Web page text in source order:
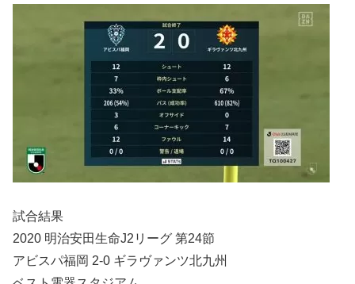
試合結果
2020 明治安田生命J2リーグ 第24節
アビスパ福岡 2-0 ギラヴァンツ北九州